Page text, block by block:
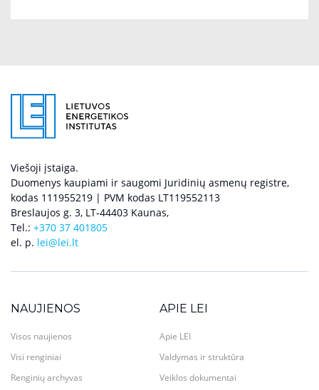
Viešoji įstaiga.
Duomenys kaupiami ir saugomi Juridinių asmenų registre,
kodas 111955219 | PVM kodas LT119552113
Breslaujos g. 3, LT-44403 Kaunas,
Tel.: +370 37 401805
el. p. lei@lei.lt
NAUJIENOS
Visos naujienos
Visi renginiai
Renginių archyvas
APIE LEI
Apie LEI
Valdymas ir struktūra
Veiklos dokumentai